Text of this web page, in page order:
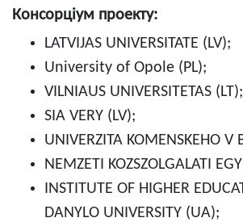
Консорціум проекту:
LATVIJAS UNIVERSITATE (LV);
University of Opole (PL);
VILNIAUS UNIVERSITETAS (LT);
SIA VERY (LV);
UNIVERZITA KOMENSKEHO V
NEMZETI KOZSZOLGALATI
INSTITUTE OF HIGHER
DANYLO UNIVERSITY (UA);